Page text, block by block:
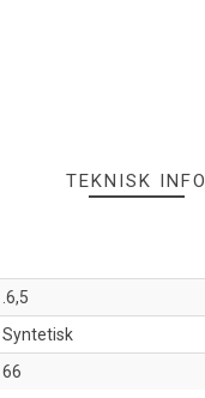
TEKNISK INFO
.6,5
Syntetisk
66